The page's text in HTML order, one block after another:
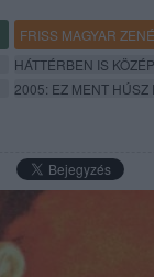
FRISS MAGYAR
HÁTTÉRBEN IS
2005: EZ MENT HÚSZ